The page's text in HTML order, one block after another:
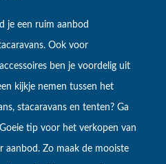
je een ruim aanbod
Ook voor
ben je voordelig uit
kijkje nemen tussen het
stacaravans en tenten? Ga
tip voor het verkopen van
aanbod. Zo maak de mooiste